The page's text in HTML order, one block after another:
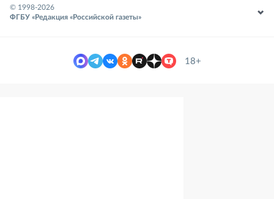
© 1998-2026
ФГБУ «Редакция «Российской газеты»
18+